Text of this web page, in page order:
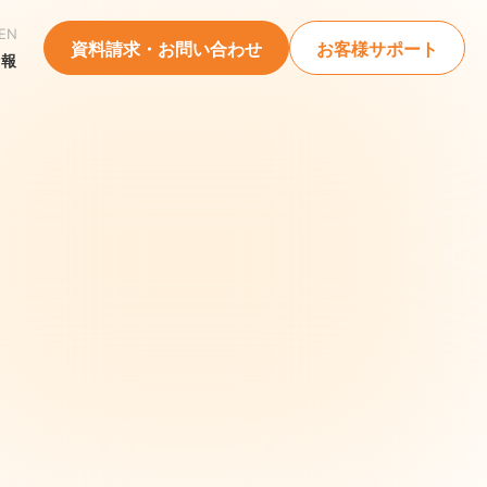
資料請求・お問い合わせ お客様サポート